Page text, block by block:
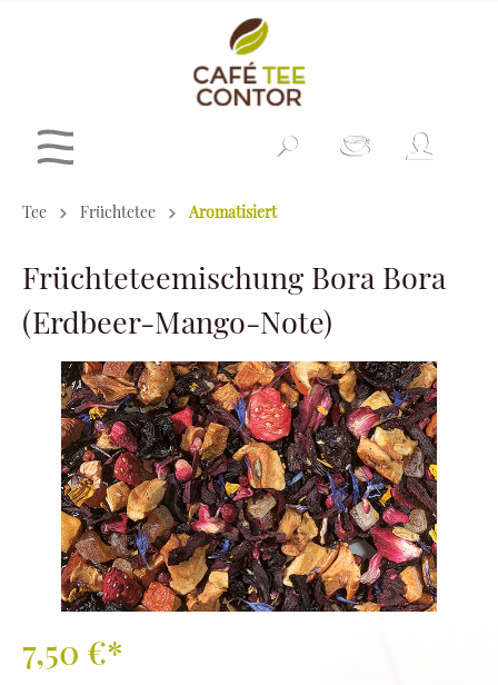
Tee Früchtetee Aromatisiert
Früchteteemischung Bora Bora
(Erdbeer-Mango-Note)
7,50 €*